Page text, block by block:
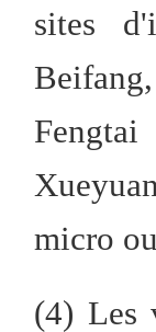
sites
micro
(4) Les